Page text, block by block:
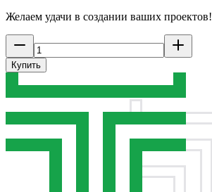
Желаем удачи в создании ваших проектов!
Купить